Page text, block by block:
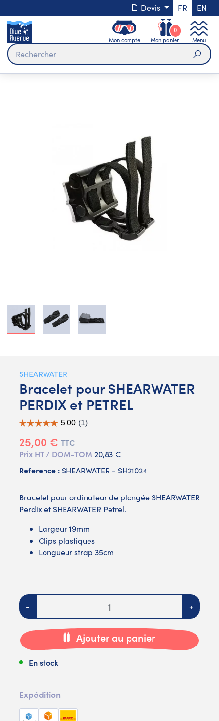
Devis FR EN
Mon compte Mon panier
0
Menu
SHEARWATER
Bracelet pour SHEARWATER
PERDIX et PETREL
25,00 € TTC
Prix HT / DOM-TOM 20,83 €
Reference : SHEARWATER - SH21024
Bracelet pour ordinateur de plongée SHEARWATER
Perdix et SHEARWATER Petrel.
Largeur 19mm
Clips plastiques
Longueur strap 35cm
Quantité
- +
Ajouter au panier
En stock
Expédition